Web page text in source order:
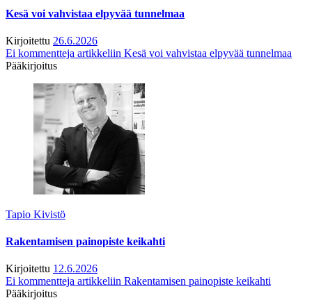
Kesä voi vahvistaa elpyvää tunnelmaa
Kirjoitettu 26.6.2026
Ei kommentteja artikkeliin Kesä voi vahvistaa elpyvää tunnelmaa
Pääkirjoitus
Tapio Kivistö
Rakentamisen painopiste keikahti
Kirjoitettu 12.6.2026
Ei kommentteja artikkeliin Rakentamisen painopiste keikahti
Pääkirjoitus